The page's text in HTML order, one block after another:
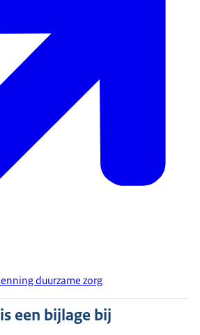
duurzame zorg
een bijlage bij